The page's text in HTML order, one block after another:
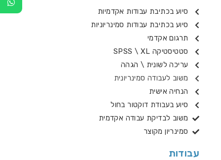
סיוע בכתיבת עבודות אקדמיות
סיוע בכתיבת עבודות סמינריוניות
תרגום אקדמי
סטטיסטיקה SPSS \ XL
עריכה לשונית \ הגהה
משוב לעבודה סמינריונית
הנחיה אישית
סיוע בעבודת דוקטור בחול
משוב לבדיקת עבודה אקדמית
סמינריון מקוצר
עבודות